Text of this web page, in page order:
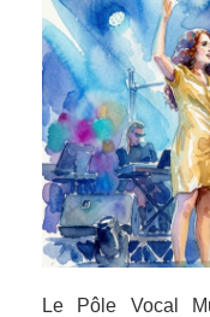
Le Pôle Vocal